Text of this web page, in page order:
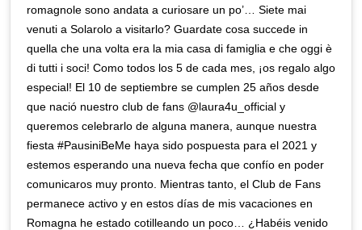
romagnole sono andata a curiosare un po’… Siete mai
venuti a Solarolo a visitarlo? Guardate cosa succede in
quella che una volta era la mia casa di famiglia e che oggi è
di tutti i soci! Como todos los 5 de cada mes, ¡os regalo algo
especial! El 10 de septiembre se cumplen 25 años desde
que nació nuestro club de fans @laura4u_official y
queremos celebrarlo de alguna manera, aunque nuestra
fiesta #PausiniBeMe haya sido pospuesta para el 2021 y
estemos esperando una nueva fecha que confío en poder
comunicaros muy pronto. Mientras tanto, el Club de Fans
permanece activo y en estos días de mis vacaciones en
Romagna he estado cotilleando un poco… ¿Habéis venido